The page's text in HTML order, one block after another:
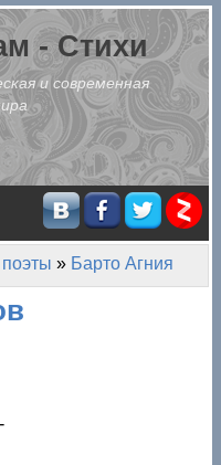
- Стихи
и современная
поэты » Барто Агния